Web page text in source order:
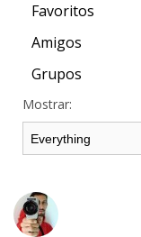
Favoritos
Amigos
Grupos
Mostrar: